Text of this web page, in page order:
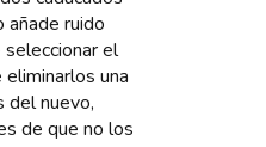
añade ruido
el
una
del nuevo,
de que no los